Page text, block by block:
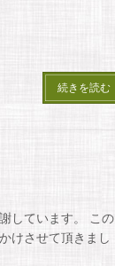
続きを読む
しています。 この
けさせて頂きまし